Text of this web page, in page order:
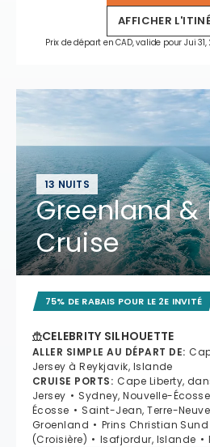
AFFICHER
Prix de départ en CAD, valide pour Jui
13 NUITS
Greenland &
Cruise
75% DE RABAIS POUR LE 2E INVITÉ
CELEBRITY SILHOUETTE
ALLER SIMPLE AU DÉPART DE:
Jersey à Reykjavik, Islande
CRUISE PORTS: Cape Liberty,
Jersey
Sydney, Nouvelle-Écosse
Écosse
Saint-Jean, Terre-Neuve
Groenland
Prins Christian Sund
(Croisière)
Isafjordur, Islande